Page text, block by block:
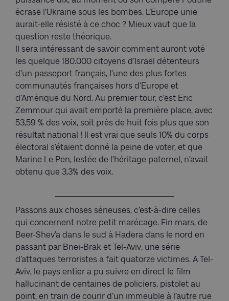
écrase l’Ukraine sous les bombes. L’Europe unie
aurait-elle résisté à ce choc ? Mieux vaut que la
question reste théorique.
Il sera intéressant de savoir comment auront voté
les quelque 180.000 citoyens d’Israël détenteurs
d’un passeport français, l’une des plus fortes
communautés françaises hors d’Europe et
d’Amérique du Nord. Au premier tour, c’est Eric
Zemmour qui avait emporté la première place, avec
53,59 % des voix, soit près de huit fois plus que son
résultat national ! Il est vrai que seuls 10% du corps
électoral s’étaient donné la peine de voter, et que
Marine Le Pen, lestée de l’héritage paternel, n’avait
obtenu que 3,3% des voix.
Passons aux choses sérieuses, c’est-à-dire celles
qui concernent notre petit marécage. Fin mars, de
Beer-Shev’a dans le sud à Hadera dans le nord en
passant par Bnei-Brak et Tel-Aviv, une série
d’attaques terroristes a fait quatorze victimes. A Tel-
Aviv, le pays entier a pu suivre en direct le film
hallucinant de centaines de policiers, pistolet au
point, en train de courir d’un immeuble à l’autre rue